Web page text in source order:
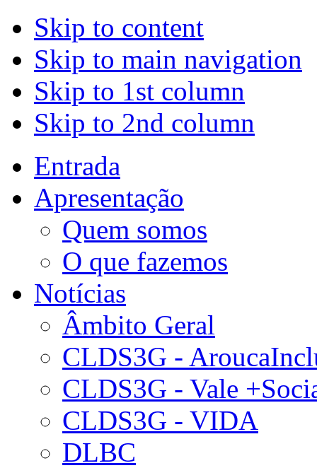
Skip to content
Skip to main navigation
Skip to 1st column
Skip to 2nd column
Entrada
Apresentação
Quem somos
O que fazemos
Notícias
Âmbito Geral
CLDS3G -
CLDS3G - Vale
CLDS3G - VIDA
DLBC